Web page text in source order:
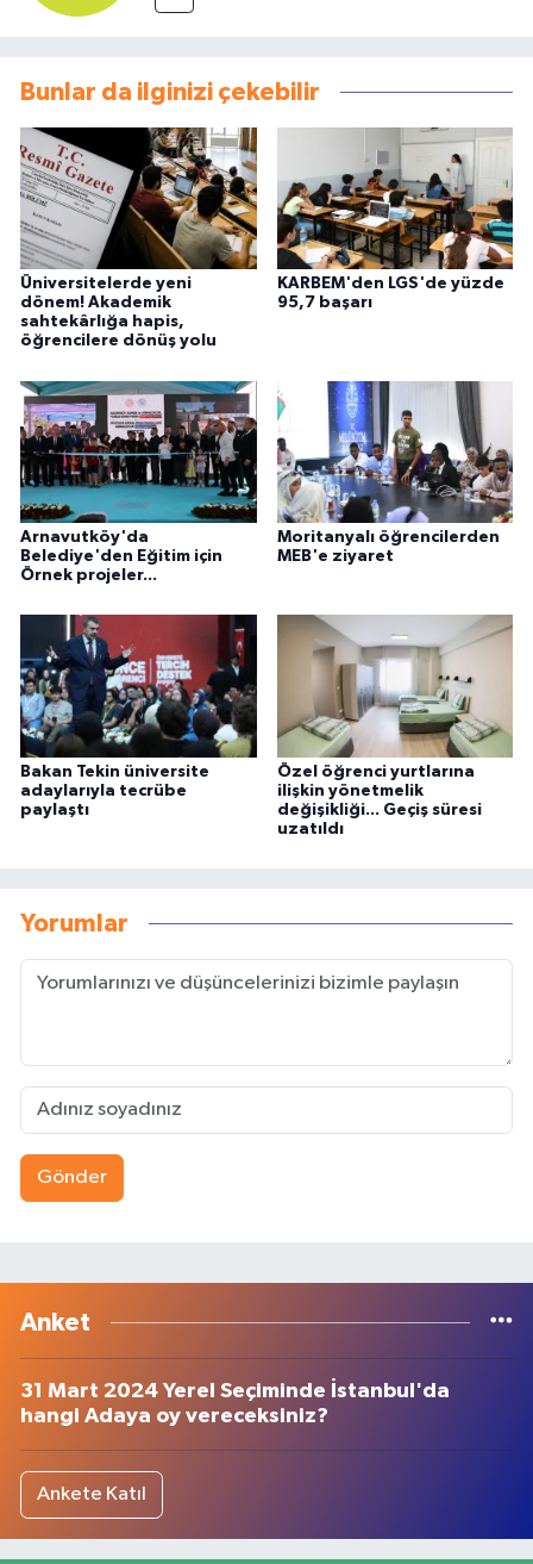
Bunlar da ilginizi çekebilir
Üniversitelerde yeni
dönem! Akademik
sahtekârlığa hapis,
öğrencilere dönüş yolu
KARBEM'den LGS'de yüzde
95,7 başarı
Arnavutköy'da
Belediye'den Eğitim için
Örnek projeler...
Moritanyalı öğrencilerden
MEB'e ziyaret
Bakan Tekin üniversite
adaylarıyla tecrübe
paylaştı
Özel öğrenci yurtlarına
ilişkin yönetmelik
değişikliği... Geçiş süresi
uzatıldı
Yorumlar
Gönder
Anket
31 Mart 2024 Yerel Seçiminde İstanbul'da
hangi Adaya oy vereceksiniz?
Ankete Katıl